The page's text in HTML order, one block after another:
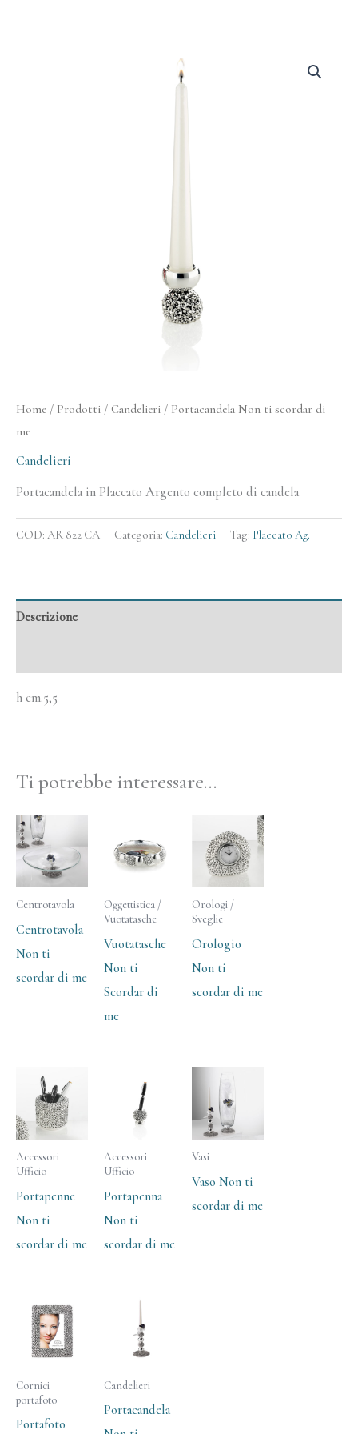
Home / Prodotti / Candelieri / Portacandela Non ti scordar di
me
Candelieri
Portacandela in Placcato Argento completo di candela
COD: AR 822 CA Categoria: Candelieri Tag: Placcato Ag.
Descrizione
h cm.5,5
Ti potrebbe interessare…
Centrotavola
Centrotavola
Non ti
scordar di me
Oggettistica /
Vuotatasche
Vuotatasche
Non ti
Scordar di
me
Orologi /
Sveglie
Orologio
Non ti
scordar di me
Accessori
Ufficio
Portapenne
Non ti
scordar di me
Accessori
Ufficio
Portapenna
Non ti
scordar di me
Vasi
Vaso Non ti
scordar di me
Cornici
portafoto
Portafoto
Candelieri
Portacandela